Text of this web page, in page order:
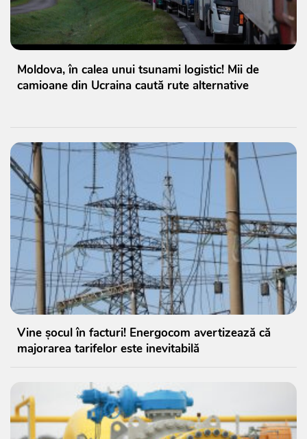
Moldova, în calea unui tsunami logistic! Mii de
camioane din Ucraina caută rute alternative
Vine șocul în facturi! Energocom avertizează că
majorarea tarifelor este inevitabilă